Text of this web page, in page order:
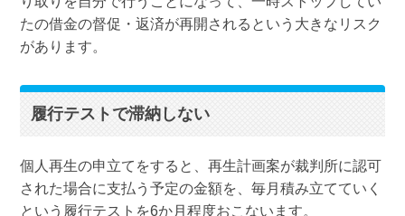
たの借金の督促・返済が再開されるという大きなリスク
があります。
履行テストで滞納しない
個人再生の申立てをすると、再生計画案が裁判所に認可
された場合に支払う予定の金額を、毎月積み立てていく
という履行テストを6か月程度おこないます。